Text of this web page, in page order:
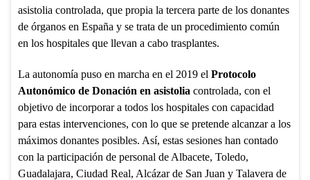
asistolia controlada, que propia la tercera parte de los donantes
de órganos en España y se trata de un procedimiento común
en los hospitales que llevan a cabo trasplantes.
La autonomía puso en marcha en el 2019 el Protocolo
Autonómico de Donación en asistolia controlada, con el
objetivo de incorporar a todos los hospitales con capacidad
para estas intervenciones, con lo que se pretende alcanzar a los
máximos donantes posibles. Así, estas sesiones han contado
con la participación de personal de Albacete, Toledo,
Guadalajara, Ciudad Real, Alcázar de San Juan y Talavera de